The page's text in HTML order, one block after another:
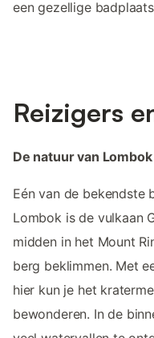
een gezellige
Reizigers
De natuur van Lombok
Eén van de bekendste
Lombok is de vulkaan
midden in het Mount
berg beklimmen. Met
hier kun je het
bewonderen. In de